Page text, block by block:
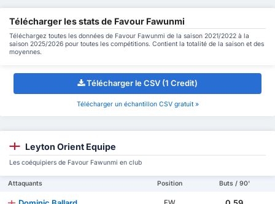
Télécharger les stats de Favour Fawunmi
Téléchargez toutes les données de Favour Fawunmi de la saison 2021/2022 à la
saison 2025/2026 pour toutes les compétitions. Contient la totalité de la saison et des
moyennes.
Télécharger le CSV (1 Credit)
Télécharger un échantillon CSV gratuit »
Leyton Orient Equipe
Les coéquipiers de Favour Fawunmi en club
Attaquants Position Buts / 90'